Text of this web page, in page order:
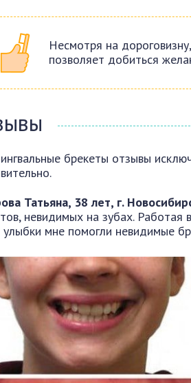
Несмотря на
позволяет добиться
брекеты отзывы
Татьяна, 38 лет, г.
невидимых на зубах.
улыбки мне помогли невидимые